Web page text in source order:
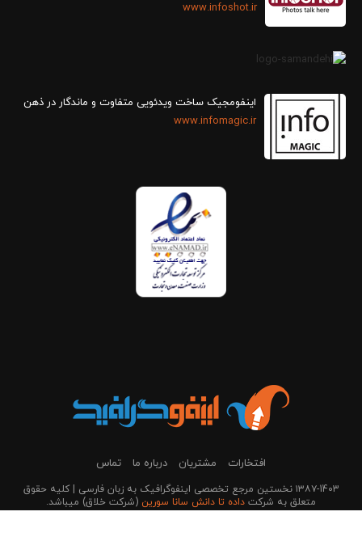
www.infoshot.ir
اینفومجیک ساخت ویدئویی متفاوت و ماندگار در ذهن
www.infomagic.ir
افتخارات مشتریان درباره ما تماس
۱۳۸۷-1403 نخستین مرجع تخصصی اینفوگرافیک به زبان فارسی | کلیه حقوق
متعلق به شرکت داده تا دانش سانا سورین (شرکت خلاق) می‎باشد.